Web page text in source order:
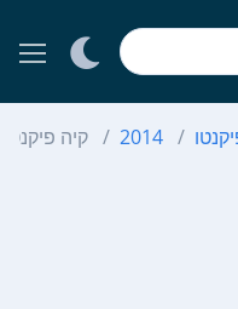
2014 קיה פיקנטו